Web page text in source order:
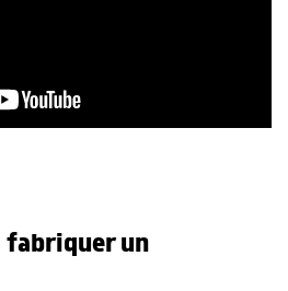
fabriquer un